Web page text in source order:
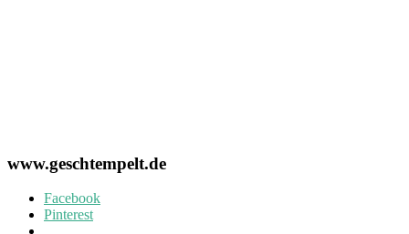
www.geschtempelt.de
Facebook
Pinterest